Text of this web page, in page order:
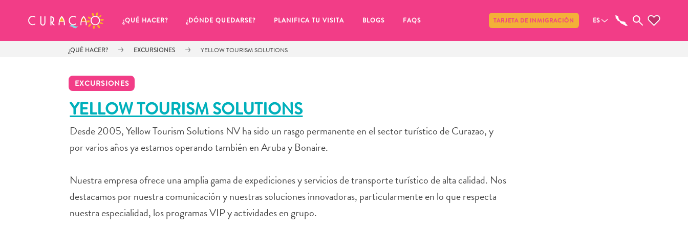
¿QUÉ HACER? ¿DÓNDE QUEDARSE? PLANIFICA TU VISITA BLOGS FAQS TARJETA DE INMIGRACIÓN ES
¿QUÉ HACER? EXCURSIONES YELLOW TOURISM SOLUTIONS
EXCURSIONES
YELLOW TOURISM SOLUTIONS
Desde 2005, Yellow Tourism Solutions NV ha sido un rasgo permanente en el sector turístico de Curazao, y
por varios años ya estamos operando también en Aruba y Bonaire.
Nuestra empresa ofrece una amplia gama de expediciones y servicios de transporte turístico de alta calidad. Nos
destacamos por nuestra comunicación y nuestras soluciones innovadoras, particularmente en lo que respecta
nuestra especialidad, los programas VIP y actividades en grupo.
MIS FAVORITOS Compartir
Parece que no has guardado
ningún lugar favorito aún.